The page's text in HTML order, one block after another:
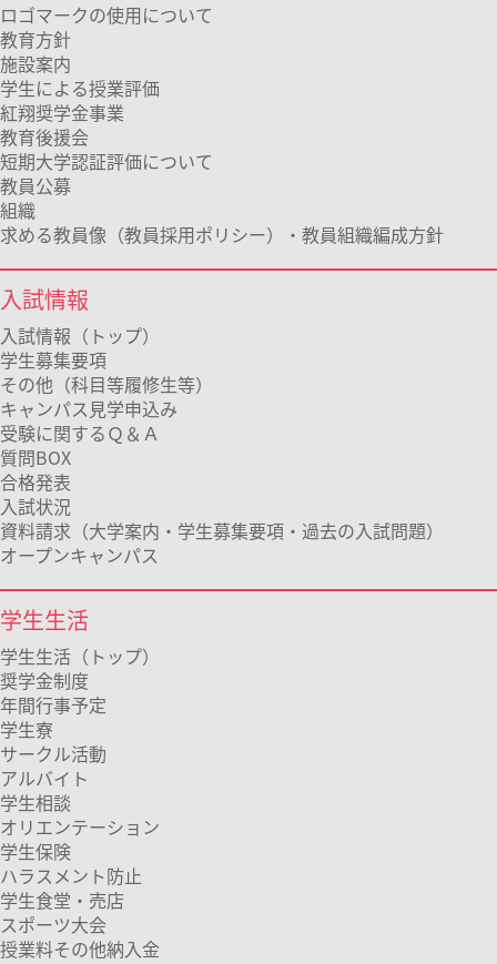
ロゴマークの使用について
教育方針
施設案内
学生による授業評価
紅翔奨学金事業
教育後援会
短期大学認証評価について
教員公募
組織
求める教員像（教員採用ポリシー）・教員組織編成方針
入試情報
入試情報（トップ）
学生募集要項
その他（科目等履修生等）
キャンパス見学申込み
受験に関するＱ＆Ａ
質問BOX
合格発表
入試状況
資料請求（大学案内・学生募集要項・過去の入試問題）
オープンキャンパス
学生生活
学生生活（トップ）
奨学金制度
年間行事予定
学生寮
サークル活動
アルバイト
学生相談
オリエンテーション
学生保険
ハラスメント防止
学生食堂・売店
スポーツ大会
授業料その他納入金